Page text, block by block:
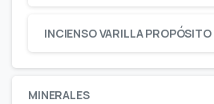
INCIENSO VARILLA PROPÓSITO
MINERALES